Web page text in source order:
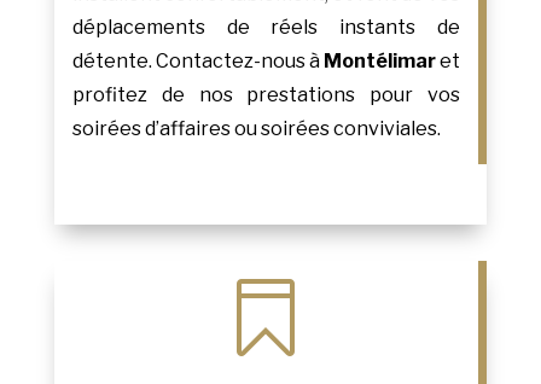
déplacements de réels instants de
détente. Contactez-nous à Montélimaret
profitez de nos prestations pour vos
soirées d’affaires ou soirées conviviales.
